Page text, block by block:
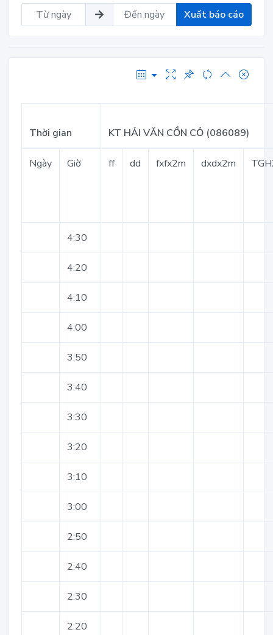
Xuất báo cáo
Thời gian KT HẢI VĂN CỒN CỎ (086089)
Ngày Giờ ff dd fxfx2m dxdx2m
4:30
4:20
4:10
4:00
3:50
3:40
3:30
3:20
3:10
3:00
2:50
2:40
2:30
2:20